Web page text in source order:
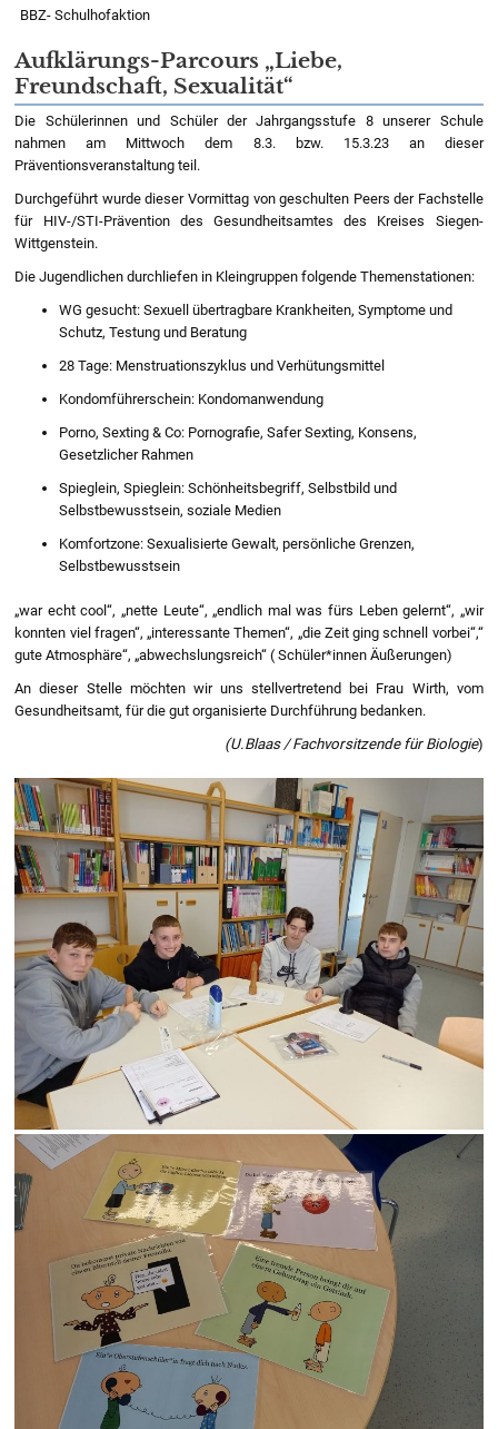
BBZ- Schulhofaktion
Aufklärungs-Parcours „Liebe,
Freundschaft, Sexualität“
Die Schülerinnen und Schüler der Jahrgangsstufe 8 unserer Schule
nahmen am Mittwoch dem 8.3. bzw. 15.3.23 an dieser
Präventionsveranstaltung teil.
Durchgeführt wurde dieser Vormittag von geschulten Peers der Fachstelle
für HIV-/STI-Prävention des Gesundheitsamtes des Kreises Siegen-
Wittgenstein.
Die Jugendlichen durchliefen in Kleingruppen folgende Themenstationen:
WG gesucht: Sexuell übertragbare Krankheiten, Symptome und
Schutz, Testung und Beratung
28 Tage: Menstruationszyklus und Verhütungsmittel
Kondomführerschein: Kondomanwendung
Porno, Sexting & Co: Pornografie, Safer Sexting, Konsens,
Gesetzlicher Rahmen
Spieglein, Spieglein: Schönheitsbegriff, Selbstbild und
Selbstbewusstsein, soziale Medien
Komfortzone: Sexualisierte Gewalt, persönliche Grenzen,
Selbstbewusstsein
„war echt cool“, „nette Leute“, „endlich mal was fürs Leben gelernt“, „wir
konnten viel fragen“, „interessante Themen“, „die Zeit ging schnell vorbei“,“
gute Atmosphäre“, „abwechslungsreich“ ( Schüler*innen Äußerungen)
An dieser Stelle möchten wir uns stellvertretend bei Frau Wirth, vom
Gesundheitsamt, für die gut organisierte Durchführung bedanken.
(U.Blaas / Fachvorsitzende für Biologie)